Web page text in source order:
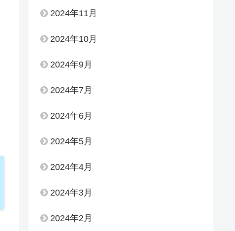
2024年11月
2024年10月
2024年9月
2024年7月
2024年6月
2024年5月
2024年4月
2024年3月
2024年2月